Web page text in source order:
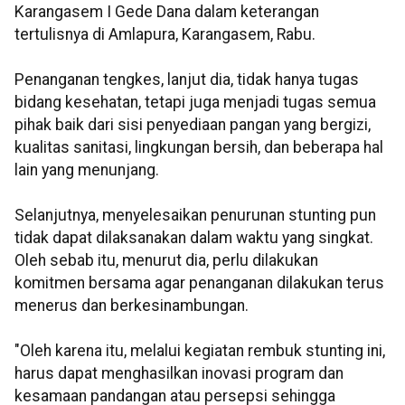
Karangasem I Gede Dana dalam keterangan
tertulisnya di Amlapura, Karangasem, Rabu.
Penanganan tengkes, lanjut dia, tidak hanya tugas
bidang kesehatan, tetapi juga menjadi tugas semua
pihak baik dari sisi penyediaan pangan yang bergizi,
kualitas sanitasi, lingkungan bersih, dan beberapa hal
lain yang menunjang.
Selanjutnya, menyelesaikan penurunan stunting pun
tidak dapat dilaksanakan dalam waktu yang singkat.
Oleh sebab itu, menurut dia, perlu dilakukan
komitmen bersama agar penanganan dilakukan terus
menerus dan berkesinambungan.
"Oleh karena itu, melalui kegiatan rembuk stunting ini,
harus dapat menghasilkan inovasi program dan
kesamaan pandangan atau persepsi sehingga